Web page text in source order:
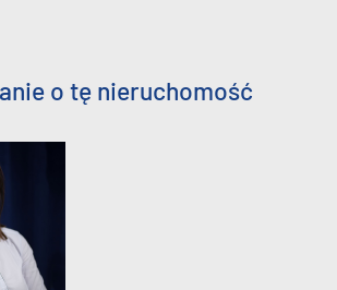
o tę nieruchomość